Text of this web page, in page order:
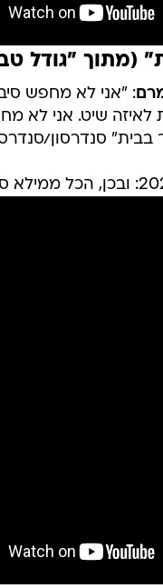
"גודל טבעי",
: "אני לא מחפש
לאיזה שיט. אני לא
בבית" סנדרסון/